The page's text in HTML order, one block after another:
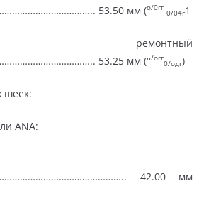
53.50 мм (о/0гг
0/04г1
ремонтный
53.25 мм (°/огг
0/одг)
шеек:
ANA:
42.00 мм